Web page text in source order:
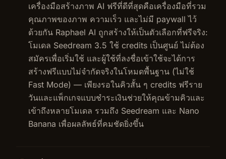
เครื่องมือสร้างภาพ AI ฟรีที่ดีที่สุดคือเครื่องมือที่รวม
คุณภาพของภาพ ความเร็ว และไม่มี paywall ไว้
ด้วยกัน Raphael AI ถูกสร้างให้เป็นตัวเลือกที่ฟรีจริง:
โมเดล Seedream 3.5 ใช้ credits เป็นศูนย์ ไม่ต้อง
สมัครเพื่อเริ่มใช้ และผู้ใช้ที่ลงชื่อเข้าใช้จะได้การ
สร้างฟรีแบบไม่จำกัดจริงในโหมดพื้นฐาน (ไม่ใช้
Fast Mode) — เพียงรอในคิวสั้น ๆ credits ฟรีราย
วันและแพ็กเกจแบบชำระเงินช่วยให้คุณข้ามคิวและ
เข้าถึงหลายโมเดล รวมถึง Seedream และ Nano
Banana เพื่อผลลัพธ์ที่คมชัดยิ่งขึ้น